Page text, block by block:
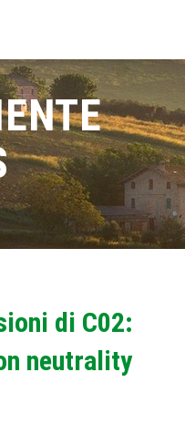
di C02:
neutrality